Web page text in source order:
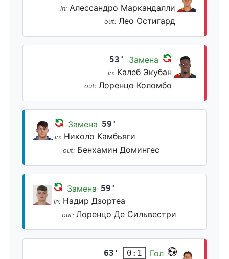
in: Алессандро Маркандалли
out: Лео Остигард
53' Замена
in: Калеб Экубан
out: Лоренцо Коломбо
Замена 59'
in: Николо Камбьяги
out: Бенхамин Домингес
Замена 59'
in: Надир Дзортеа
out: Лоренцо Де Сильвестри
63' 0:1
Гол